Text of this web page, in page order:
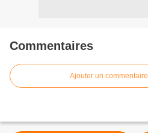
Commentaires
Ajouter un commentaire